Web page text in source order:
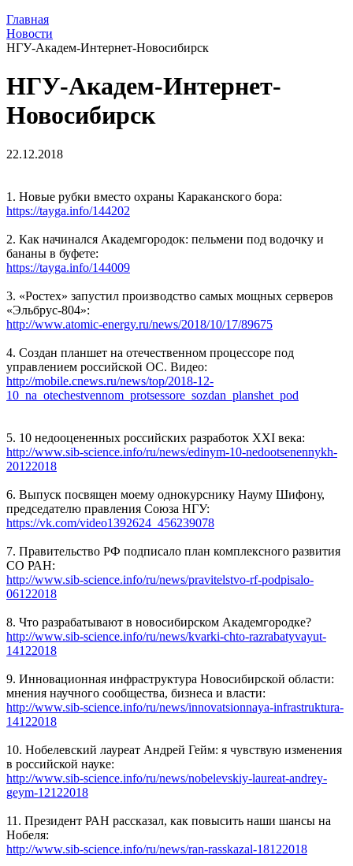
Главная
Новости
НГУ-Академ-Интернет-Новосибирск
НГУ-Академ-Интернет-
Новосибирск
22.12.2018
1. Новые рубки вместо охраны Караканского бора:
https://tayga.info/144202
2. Как начинался Академгородок: пельмени под водочку и
бананы в буфете:
https://tayga.info/144009
3. «Ростех» запустил производство самых мощных серверов
«Эльбрус-804»:
http://www.atomic-energy.ru/news/2018/10/17/89675
4. Создан планшет на отечественном процессоре под
управлением российской ОС. Видео:
http://mobile.cnews.ru/news/top/2018-12-
10_na_otechestvennom_protsessore_sozdan_planshet_pod
5. 10 недооцененных российских разработок XXI века:
http://www.sib-science.info/ru/news/edinym-10-nedootsenennykh-
20122018
6. Выпуск посвящен моему однокурснику Науму Шифону,
председателю правления Союза НГУ:
https://vk.com/video1392624_456239078
7. Правительство РФ подписало план комплексного развития
СО РАН:
http://www.sib-science.info/ru/news/pravitelstvo-rf-podpisalo-
06122018
8. Что разрабатывают в новосибирском Академгородке?
http://www.sib-science.info/ru/news/kvarki-chto-razrabatyvayut-
14122018
9. Инновационная инфраструктура Новосибирской области:
мнения научного сообщества, бизнеса и власти:
http://www.sib-science.info/ru/news/innovatsionnaya-infrastruktura-
14122018
10. Нобелевский лауреат Андрей Гейм: я чувствую изменения
в российской науке:
http://www.sib-science.info/ru/news/nobelevskiy-laureat-andrey-
geym-12122018
11. Президент РАН рассказал, как повысить наши шансы на
Нобеля:
http://www.sib-science.info/ru/news/ran-rasskazal-18122018